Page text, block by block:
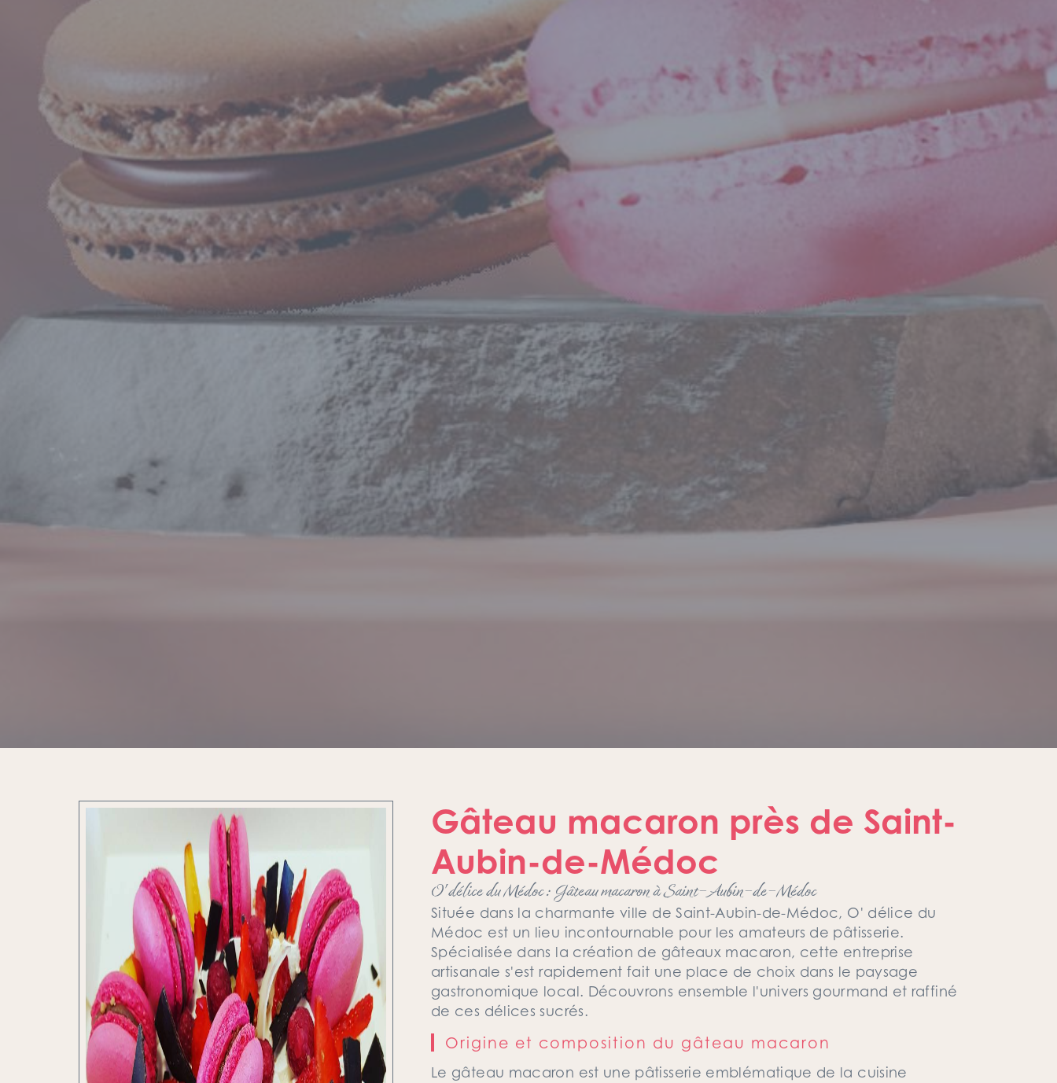
Gâteau macaron près de Saint-
Aubin-de-Médoc
O' délice du Médoc : Gâteau macaron à Saint-Aubin-de-Médoc
Située dans la charmante ville de Saint-Aubin-de-Médoc, O' délice du
Médoc est un lieu incontournable pour les amateurs de pâtisserie.
Spécialisée dans la création de gâteaux macaron, cette entreprise
artisanale s'est rapidement fait une place de choix dans le paysage
gastronomique local. Découvrons ensemble l'univers gourmand et raffiné
de ces délices sucrés.
Origine et composition du gâteau macaron
Le gâteau macaron est une pâtisserie emblématique de la cuisine